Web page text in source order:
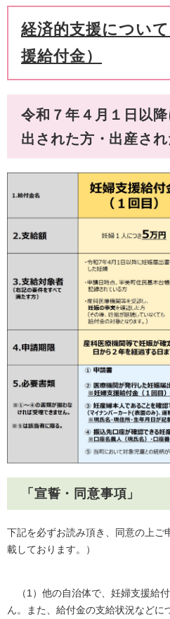
経済的支援につい
援給付金）
令和７年４月１日以
出された方・出産さ
「宣誓・同意事項」
下記を必ずお読み頂き、同意の上ご
載しております。）
（1）他の自治体で、妊婦支援給
ん。また、給付金の支給状況などに